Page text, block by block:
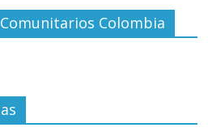
Colombia